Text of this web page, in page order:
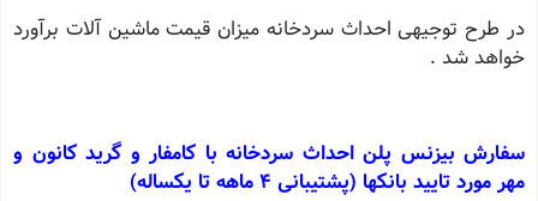
در طرح توجیهی احداث سردخانه میزان قیمت ماشین آلات برآورد
خواهد شد .
سفارش بیزنس پلن احداث سردخانه با کامفار و گرید کانون و
مهر مورد تایید بانکها (پشتیبانی 4 ماهه تا یکساله)